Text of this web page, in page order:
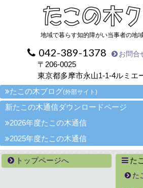
地域で暮らす知的障がい当事者の地
042-389-1378 お問合
〒206-0025
東京都多摩市永山1-1-4ルミエ
たこの木ブログ(外部サイト)
新たこの木通信ダウンロードページ
2026年度たこの木通信
2025年度たこの木通信
トップページへ た
た